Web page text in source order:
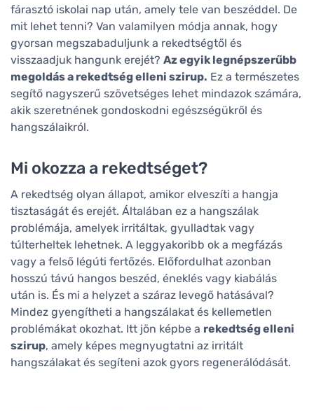
fárasztó iskolai nap után, amely tele van beszéddel. De
mit lehet tenni? Van valamilyen módja annak, hogy
gyorsan megszabaduljunk a rekedtségtől és
visszaadjuk hangunk erejét? Az egyik legnépszerűbb
megoldás a rekedtség elleni szirup. Ez a természetes
segítő nagyszerű szövetséges lehet mindazok számára,
akik szeretnének gondoskodni egészségükről és
hangszálaikról.
Mi okozza a rekedtséget?
A rekedtség olyan állapot, amikor elveszíti a hangja
tisztaságát és erejét. Általában ez a hangszálak
problémája, amelyek irritáltak, gyulladtak vagy
túlterheltek lehetnek. A leggyakoribb ok a megfázás
vagy a felső légúti fertőzés. Előfordulhat azonban
hosszú távú hangos beszéd, éneklés vagy kiabálás
után is. És mi a helyzet a száraz levegő hatásával?
Mindez gyengítheti a hangszálakat és kellemetlen
problémákat okozhat. Itt jön képbe a rekedtség elleni
szirup, amely képes megnyugtatni az irritált
hangszálakat és segíteni azok gyors regenerálódását.